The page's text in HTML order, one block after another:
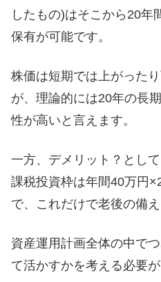
したもの)はそこから20年
保有が可能です。
株価は短期では上がった
が、理論的には20年の長
性が高いと言えます。
一方、デメリット？とし
課税投資枠は年間40万円
で、これだけで老後の備え
資産運用計画全体の中で
て活かすかを考える必要が